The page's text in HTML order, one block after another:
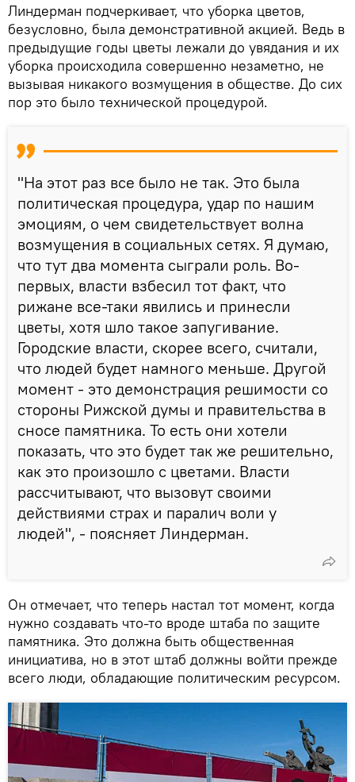
Линдерман подчеркивает, что уборка цветов,
безусловно, была демонстративной акцией. Ведь в
предыдущие годы цветы лежали до увядания и их
уборка происходила совершенно незаметно, не
вызывая никакого возмущения в обществе. До сих
пор это было технической процедурой.
"На этот раз все было не так. Это была
политическая процедура, удар по нашим
эмоциям, о чем свидетельствует волна
возмущения в социальных сетях. Я думаю,
что тут два момента сыграли роль. Во-
первых, власти взбесил тот факт, что
рижане все-таки явились и принесли
цветы, хотя шло такое запугивание.
Городские власти, скорее всего, считали,
что людей будет намного меньше. Другой
момент - это демонстрация решимости со
стороны Рижской думы и правительства в
сносе памятника. То есть они хотели
показать, что это будет так же решительно,
как это произошло с цветами. Власти
рассчитывают, что вызовут своими
действиями страх и паралич воли у
людей", - поясняет Линдерман.
Он отмечает, что теперь настал тот момент, когда
нужно создавать что-то вроде штаба по защите
памятника. Это должна быть общественная
инициатива, но в этот штаб должны войти прежде
всего люди, обладающие политическим ресурсом.